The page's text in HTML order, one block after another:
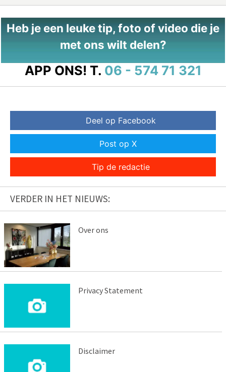
Heb je een leuke tip, foto of video die je
met ons wilt delen?
APP ONS! T. 06 - 574 71 321
Deel op Facebook
Post op X
Tip de redactie
VERDER IN HET NIEUWS:
Over ons
Privacy Statement
Disclaimer